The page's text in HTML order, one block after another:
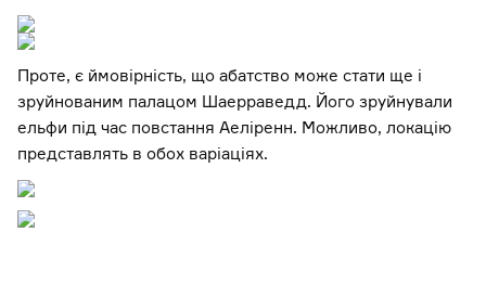
Проте, є ймовірність, що абатство може стати ще і
зруйнованим палацом Шаерраведд. Його зруйнували
ельфи під час повстання Аеліренн. Можливо, локацію
представлять в обох варіаціях.